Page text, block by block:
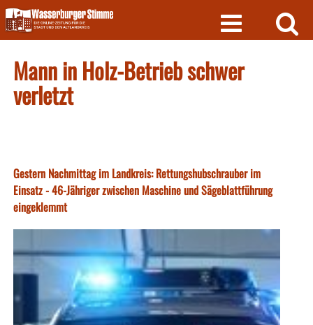
Skip
to
content
Mann in Holz-Betrieb schwer
verletzt
Gestern Nachmittag im Landkreis: Rettungshubschrauber im
Einsatz - 46-Jähriger zwischen Maschine und Sägeblattführung
eingeklemmt